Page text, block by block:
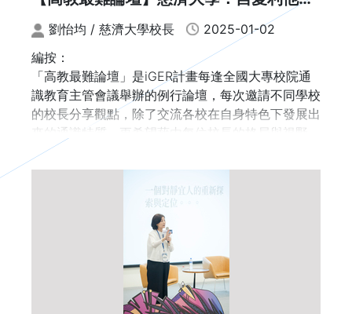
心懷天下
劉怡均 / 慈濟大學校長
2025-01-02
編按：
「高教最難論壇」是iGER計畫每逢全國大專校院通
識教育主管會議舉辦的例行論壇，每次邀請不同學校
的校長分享觀點，除了交流各校在自身特色下發展出
來的通識特質，更希望藉由每位校長的格局與視野，
看見推動通識教育的困難點與突破方法。